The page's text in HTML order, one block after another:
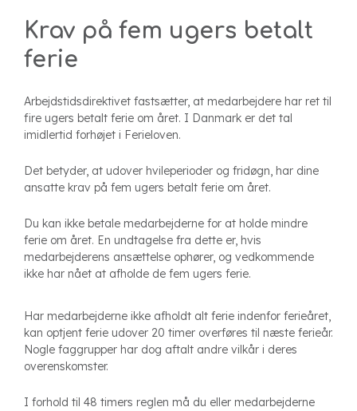
Krav på fem ugers betalt
ferie
Arbejdstidsdirektivet fastsætter, at medarbejdere har ret til
fire ugers betalt ferie om året. I Danmark er det tal
imidlertid forhøjet i Ferieloven.
Det betyder, at udover hvileperioder og fridøgn, har dine
ansatte krav på fem ugers betalt ferie om året.
Du kan ikke betale medarbejderne for at holde mindre
ferie om året. En undtagelse fra dette er, hvis
medarbejderens ansættelse ophører, og vedkommende
ikke har nået at afholde de fem ugers ferie.
Har medarbejderne ikke afholdt alt ferie indenfor ferieåret,
kan optjent ferie udover 20 timer overføres til næste ferieår.
Nogle faggrupper har dog aftalt andre vilkår i deres
overenskomster.
I forhold til 48 timers reglen må du eller medarbejderne